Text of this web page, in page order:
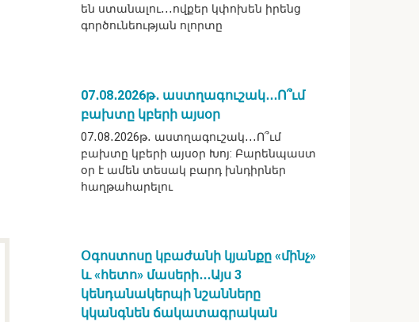
են ստանալու․․․ովքեր կփոխեն իրենց
գործունեության ոլորտը
07․08․2026թ․ աստղագուշակ․․․Ո՞ւմ
բախտը կբերի այսօր
07․08․2026թ․ աստղագուշակ․․․Ո՞ւմ
բախտը կբերի այսօր Խոյ: Բարենպաստ
օր է ամեն տեսակ բարդ խնդիրներ
հաղթահարելու
Օգոստոսը կբաժանի կյանքը «մինչ»
և «հետո» մասերի․․․Այս 3
կենդանակերպի նշանները
կկանգնեն ճակատագրական